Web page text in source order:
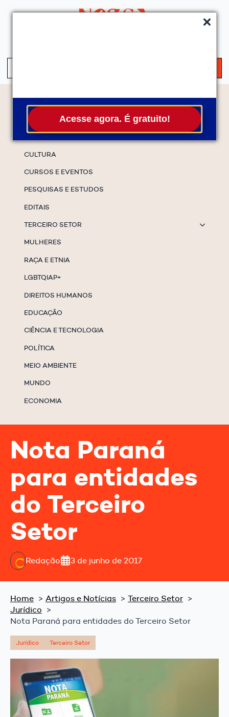
Acesse agora. É gratuito!
Temas
CULTURA
CURSOS E EVENTOS
PESQUISAS E ESTUDOS
EDITAIS
TERCEIRO SETOR
MULHERES
RAÇA E ETNIA
LGBTQIAP+
DIREITOS HUMANOS
EDUCAÇÃO
CIÊNCIA E TECNOLOGIA
POLÍTICA
MEIO AMBIENTE
MUNDO
ECONOMIA
Nota Paraná
para entidades
do Terceiro
Setor
Redação 3 de junho de 2017
Home Artigos e Notícias
Terceiro Setor
Jurídico
Nota Paraná para entidades do Terceiro Setor
Jurídico Terceiro Setor